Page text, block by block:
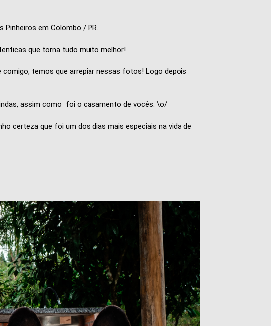
Pinheiros em Colombo / PR.
que torna tudo muito melhor!
temos que arrepiar nessas fotos! Logo depois
assim como foi o casamento de vocês. \o/
certeza que foi um dos dias mais especiais na vida de